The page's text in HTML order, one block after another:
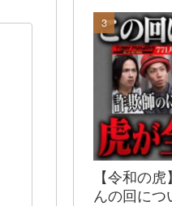
【令和の
んの回につ